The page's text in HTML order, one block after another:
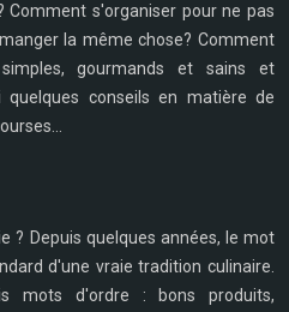
Comment s'organiser pour ne pas
la même chose? Comment
gourmands et sains et
conseils en matière de
? Depuis quelques années, le mot
d'une vraie tradition culinaire.
mots d'ordre : bons produits,